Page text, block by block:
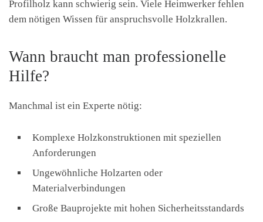
Profilholz kann schwierig sein. Viele Heimwerker fehlen
dem nötigen Wissen für anspruchsvolle Holzkrallen.
Wann braucht man professionelle
Hilfe?
Manchmal ist ein Experte nötig:
Komplexe Holzkonstruktionen mit speziellen
Anforderungen
Ungewöhnliche Holzarten oder
Materialverbindungen
Große Bauprojekte mit hohen Sicherheitsstandards